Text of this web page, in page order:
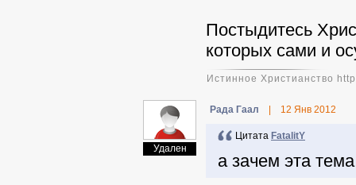
Постыдитесь
которых сами и
Истинное Христианство
Удален
Рада Гаал 12 Янв 2012
Цитата FatalitY
а зачем эта